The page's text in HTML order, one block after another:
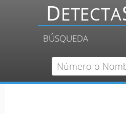
BÚSQUEDA